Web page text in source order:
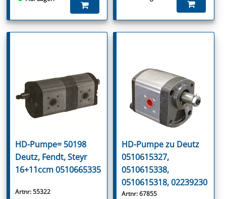
HD-Pumpe= 50198
Deutz, Fendt, Steyr
16+11ccm 0510665335
Artnr: 55322
HD-Pumpe zu Deutz
0510615327,
0510615338,
0510615318, 02239230
Artnr: 67855